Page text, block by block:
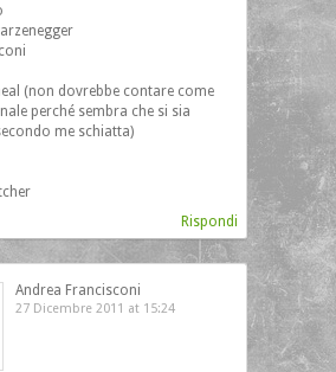
(non dovrebbe contare come
perché sembra che si sia
me schiatta)
Rispondi
Andrea Francisconi
27 Dicembre 2011 at 15:24